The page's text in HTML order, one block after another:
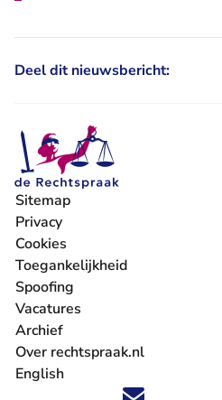
Deel dit nieuwsbericht:
Volg ons op X (Twitter) - U
Volg ons op Facebook - U
Volg ons op Instagram -
Volg ons op Youtube
Volg ons op
'Blijf op de
Sitemap
Privacy
Cookies
Toegankelijkheid
Spoofing
Vacatures
- U verlaat Rechtspraak.nl
Archief
Over rechtspraak.nl
English